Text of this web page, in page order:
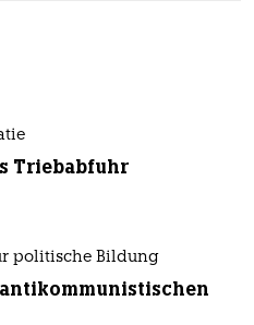
Triebabfuhr
politische Bildung